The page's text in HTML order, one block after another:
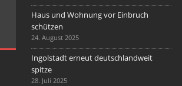
Haus und Wohnung vor Einbruch
schützen
24. August 2025
Ingolstadt erneut deutschlandweit
spitze
28. Juli 2025